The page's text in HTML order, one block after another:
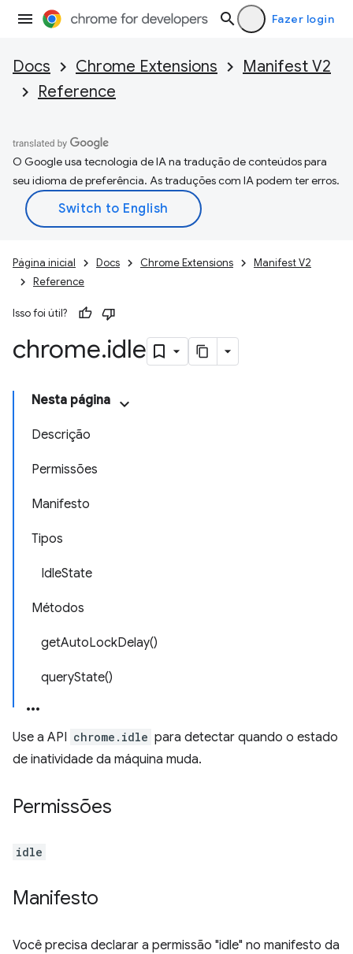
Fazer login
Docs Chrome Extensions
Manifest V2
Reference
O Google usa tecnologia de IA na tradução de conteúdos para
seu idioma de preferência. As traduções com IA podem ter erros.
Página inicial Docs Chrome Extensions
Manifest V2
Reference
Isso foi útil?
chrome.idle
Nesta página
Descrição
Permissões
Manifesto
Tipos
IdleState
Métodos
getAutoLockDelay()
queryState()
Use a API chrome.idle para detectar quando o estado
de inatividade da máquina muda.
Permissões
idle
Manifesto
Você precisa declarar a permissão "idle" no manifesto da